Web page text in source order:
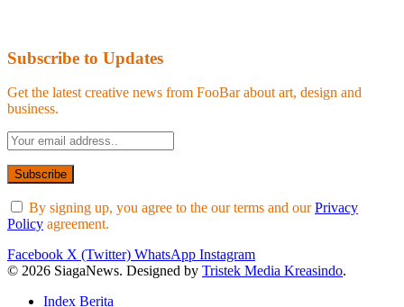
Subscribe to Updates
Get the latest creative news from FooBar about art, design and
business.
By signing up, you agree to the our terms and ourPrivacy
Policy agreement.
Facebook X (Twitter) WhatsApp Instagram
© 2026 SiagaNews. Designed by Tristek Media Kreasindo.
Index Berita